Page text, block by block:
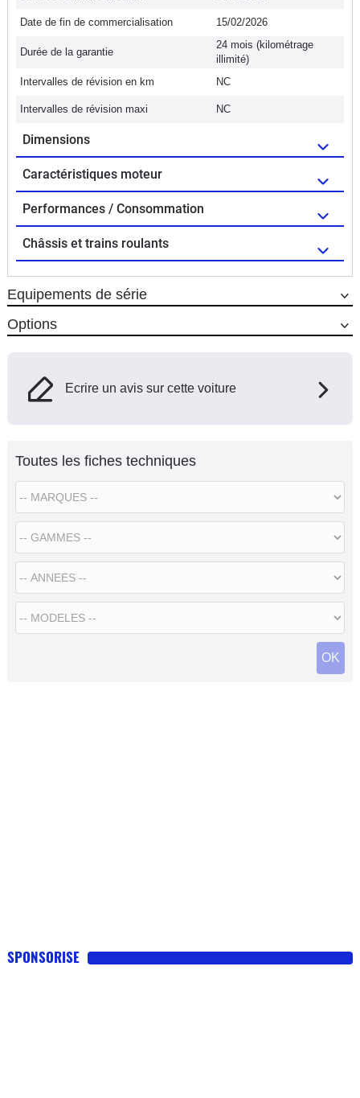
Date de fin de commercialisation 15/02/2026
Durée de la garantie
24 mois (kilométrage
illimité)
Intervalles de révision en km
NC
Intervalles de révision maxi NC
Dimensions
Caractéristiques moteur
Performances / Consommation
Châssis et trains roulants
Equipements de série
Options
Ecrire un avis sur cette voiture
Toutes les fiches techniques
SPONSORISE